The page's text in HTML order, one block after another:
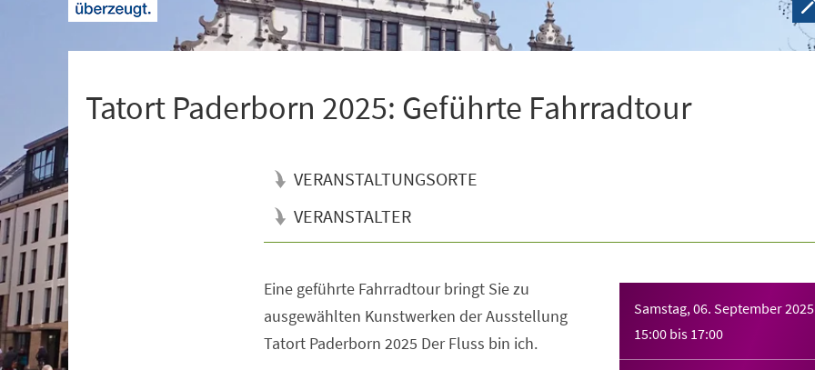
Tatort Paderborn 2025: Geführte Fahrradtour
VERANSTALTUNGSORTE
VERANSTALTER
Samstag, 06. September 2025
15:00 bis 17:00
Eine geführte Fahrradtour bringt Sie zu
ausgewählten Kunstwerken der Ausstellung
Tatort Paderborn 2025 Der Fluss bin ich.